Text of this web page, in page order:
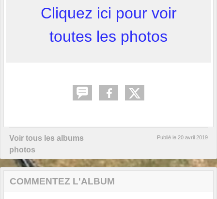
Cliquez ici pour voir
toutes les photos
Voir tous les albums
photos
Publié le 20 avril 2019
COMMENTEZ L'ALBUM